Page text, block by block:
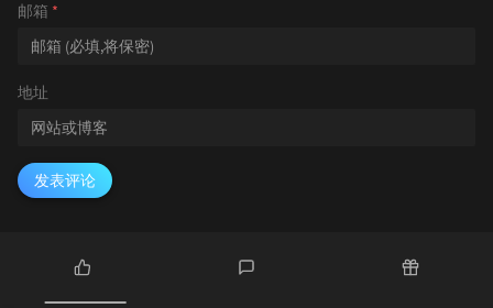
邮箱 *
地址
发表评论
热